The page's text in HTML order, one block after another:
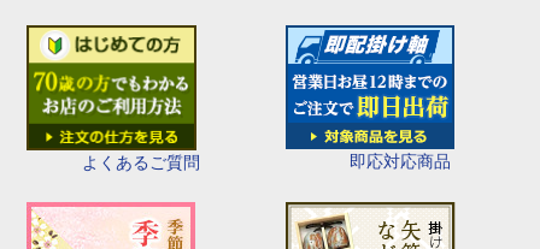
よくあるご質問 即応対応商品